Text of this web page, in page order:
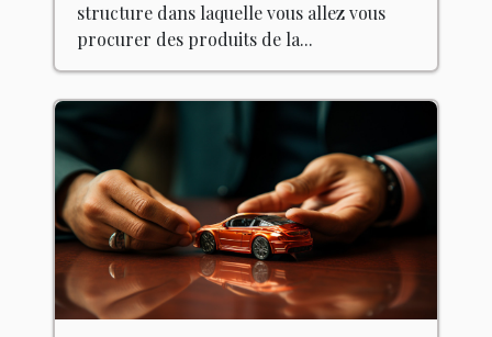
structure dans laquelle vous allez vous
procurer des produits de la...